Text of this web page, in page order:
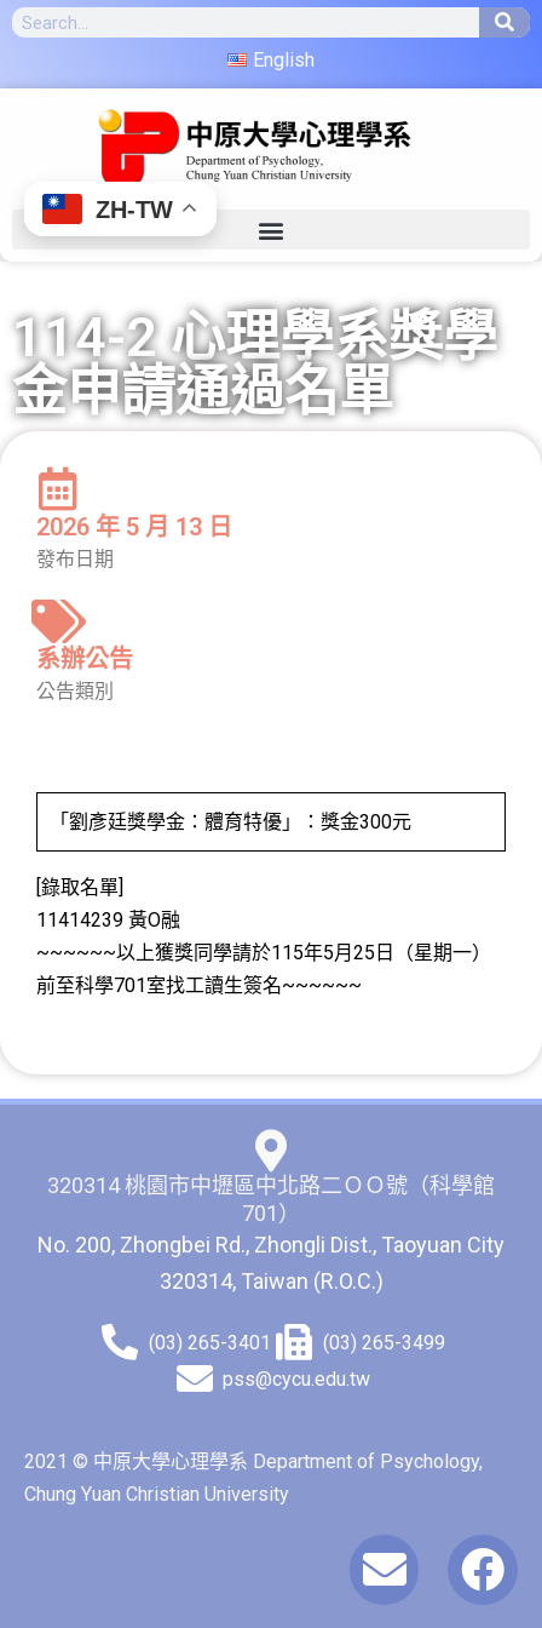
English
114-2 心理學系獎學
金申請通過名單
2026 年 5 月 13 日
發布日期
系辦公告
公告類別
「劉彥廷獎學金：體育特優」：獎金300元
[錄取名單]
11414239 黃O融
~~~~~~以上獲獎同學請於115年5月25日（星期一）
前至科學701室找工讀生簽名~~~~~~
320314 桃園市中壢區中北路二ＯＯ號（科學館
701）
No. 200, Zhongbei Rd., Zhongli Dist., Taoyuan City
320314, Taiwan (R.O.C.)
(03) 265-3401
(03) 265-3499
pss@cycu.edu.tw
2021 © 中原大學心理學系 Department of Psychology,
Chung Yuan Christian University
ZH-TW